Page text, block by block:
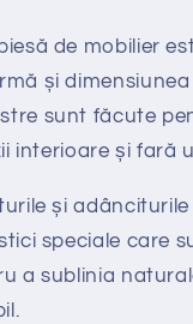
de mobilier
și
sunt făcute
interioare și fară
și
speciale care
a sublinia